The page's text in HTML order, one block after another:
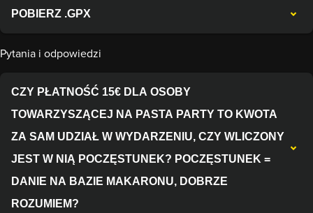
POBIERZ .GPX
Pytania i odpowiedzi
CZY PŁATNOŚĆ 15€ DLA OSOBY
TOWARZYSZĄCEJ NA PASTA PARTY TO KWOTA
ZA SAM UDZIAŁ W WYDARZENIU, CZY WLICZONY
JEST W NIĄ POCZĘSTUNEK? POCZĘSTUNEK =
DANIE NA BAZIE MAKARONU, DOBRZE
ROZUMIEM?